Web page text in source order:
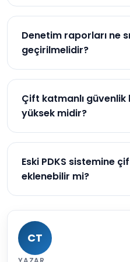
İşletme, güvenliğin
politikalarını ihlal
raporlayabilir.
Denetim raporları ne
geçirilmelidir?
En az aylık olarak
kapsamlı güvenlik
Çift katmanlı
yüksek midir?
İlk yatırım yüksek olsa
Uzun vadede, güvenlik
Eski PDKS sistemine
eklenebilir mi?
daha iyi entegre çiftkatlı
CT